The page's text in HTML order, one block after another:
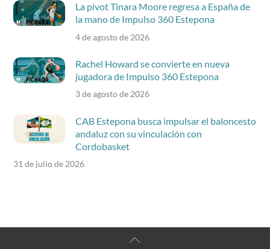
La pívot Tinara Moore regresa a España de
la mano de Impulso 360 Estepona
4 de agosto de 2026
Rachel Howard se convierte en nueva
jugadora de Impulso 360 Estepona
3 de agosto de 2026
CAB Estepona busca impulsar el baloncesto
andaluz con su vinculación con
Cordobasket
31 de julio de 2026
Back